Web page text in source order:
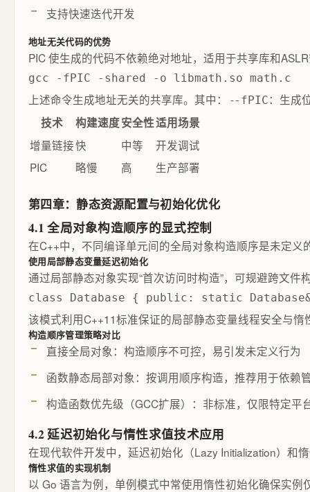
支持快速迭代开发
地址无关代码的优势
PIC 使生成的代码不依赖绝对地址，适用于共享库和
gcc -fPIC -shared -o libmath.so math.c
上述命令生成地址无关的共享库。其中： --fPIC：生成
技术
构建速度安全性适用场景
增量链接快 中等
开发调试
PIC
略慢 高 生产部署
第四章：静态资源配置与初始化优化
4.1 全局对象构造顺序的显式控制
在C++中，不同编译单元间的全局对象构造顺序是未定
使用局部静态变量延迟初始化
通过局部静态对象实现“首次访问时构造”，可规避跨文件
class Database { public: static
该模式利用C++11标准保证的局部静态变量线程安全与
构造顺序管理策略对比
直接全局对象：构造顺序不可控，易引发未定义行为
函数静态局部对象：按调用顺序构造，推荐用于依赖
构造函数优先级（GCC扩展）：非标准，仅限特定平
4.2 延迟初始化与惰性求值技术应用
在现代软件开发中，延迟初始化（Lazy Initialization）和
惰性求值的实现机制
以 Go 语言为例，单例模式中常使用惰性初始化确保实例